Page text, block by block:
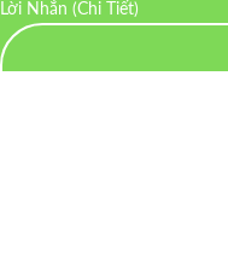
Lời Nhắn (Chi Tiết)